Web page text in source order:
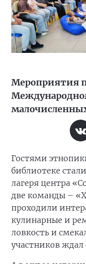
Мероприятия
Гостями
библиотеке
лагеря центра
две команды –
проходили
кулинарные и
ловкость и
участников